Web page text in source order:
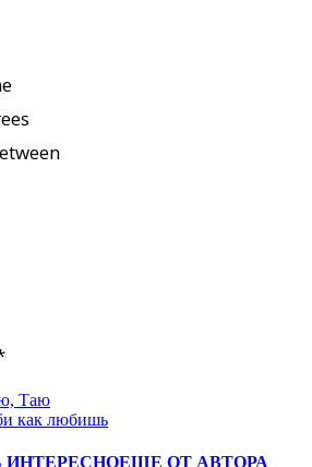
Таю
как любишь
ЕЩЕ ОТ АВТОРА